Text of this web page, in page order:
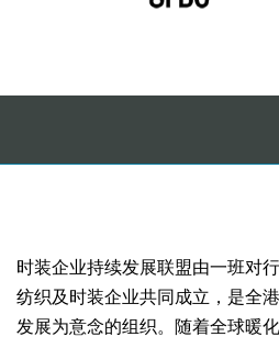
时装企业持续发展联盟由一班对
纺织及时装企业共同成立，是全
发展为意念的组织。随着全球暖